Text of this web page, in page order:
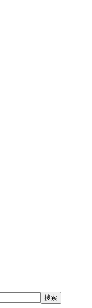
搜索